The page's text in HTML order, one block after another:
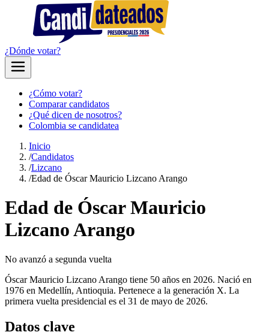
¿Dónde votar?
¿Cómo votar?
Comparar candidatos
¿Qué dicen de nosotros?
Colombia se candidatea
Inicio
/Candidatos
/Lizcano
/Edad de Óscar Mauricio Lizcano Arango
Edad de Óscar Mauricio
Lizcano Arango
No avanzó a segunda vuelta
Óscar Mauricio Lizcano Arango tiene 50 años en 2026. Nació en
1976 en Medellín, Antioquia. Pertenece a la generación X. La
primera vuelta presidencial es el 31 de mayo de 2026.
Datos clave